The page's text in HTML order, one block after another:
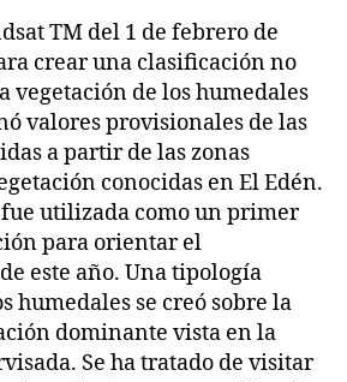
TM del 1 de febrero de
crear una clasificación no
vegetación de los humedales
valores provisionales de las
a partir de las zonas
conocidas en El Edén.
utilizada como un primer
para orientar el
este año. Una tipología
humedales se creó sobre la
dominante vista en la
Se ha tratado de visitar